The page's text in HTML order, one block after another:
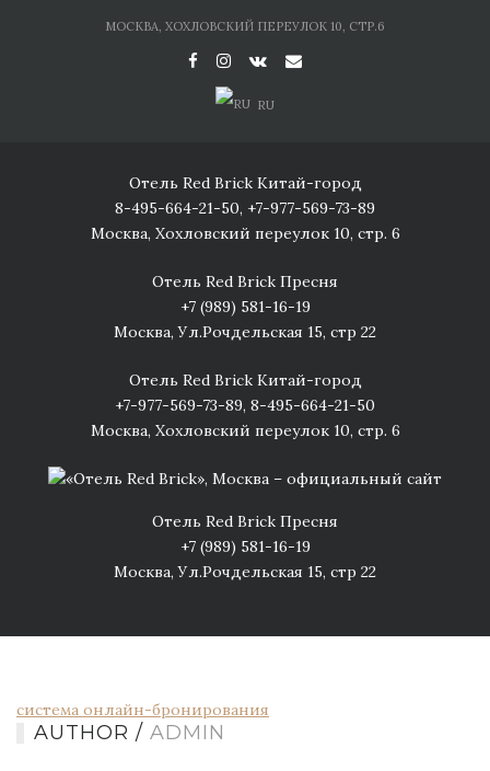
МОСКВА, ХОХЛОВСКИЙ ПЕРЕУЛОК 10, СТР.6
RU
Отель Red Brick Китай-город
8-495-664-21-50, +7-977-569-73-89
Москва, Хохловский переулок 10, стр. 6
Отель Red Brick Пресня
+7 (989) 581-16-19
Москва, Ул.Рочдельская 15, стр 22
Отель Red Brick Китай-город
+7-977-569-73-89, 8-495-664-21-50
Москва, Хохловский переулок 10, стр. 6
Отель Red Brick Пресня
+7 (989) 581-16-19
Москва, Ул.Рочдельская 15, стр 22
система онлайн-бронирования
AUTHOR / ADMIN